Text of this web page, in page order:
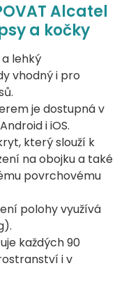
Alcatel
a kočky
lehký
vhodný i pro
je dostupná v
i iOS.
který slouží k
na obojku a také
povrchovému
polohy využívá
každých 90
i v